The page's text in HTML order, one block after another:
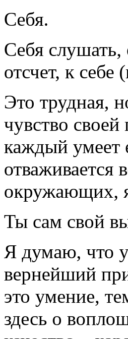
Себя.
Себя слушать,
отсчет, к
Это трудная,
чувство
каждый умеет
отваживается
окружающих,
Ты сам свой
Я думаю, что
вернейший
это умение,
здесь о